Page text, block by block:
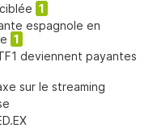
1
espagnole en
1
deviennent payantes
sur le streaming